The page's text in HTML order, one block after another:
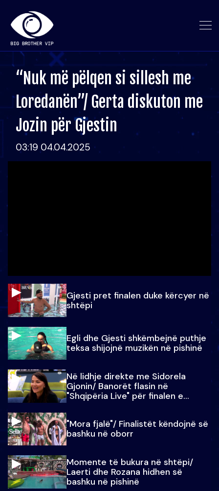
“Nuk më pëlqen si sillesh me
Loredanën”/ Gerta diskuton me
Jozin për Gjestin
03:19 04.04.2025
Gjesti pret finalen duke kërcyer në
shtëpi
Egli dhe Gjesti shkëmbejnë puthje
teksa shijojnë muzikën në pishinë
Në lidhje direkte me Sidorela
Gjonin/ Banorët flasin në
"Shqipëria Live" për finalen e
"Mora fjalë"/ Finalistët këndojnë së
bashku në oborr
Momente të bukura në shtëpi/
Laerti dhe Rozana hidhen së
bashku në pishinë